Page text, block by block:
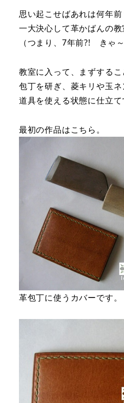
思い起こせばあれは何年前
一大決心して革かばんの
（つまり、7年前?! きゃ～
教室に入って、まずするこ
包丁を研ぎ、菱キリや玉ネ
道具を使える状態に仕立
最初の作品はこちら。
革包丁に使うカバーです。